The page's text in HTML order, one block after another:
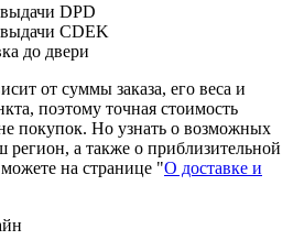
DPD
CDEK
до двери
от суммы заказа, его веса и
поэтому точная стоимость
покупок. Но узнать о возможных
регион, а также о приблизительной
на странице "О доставке и